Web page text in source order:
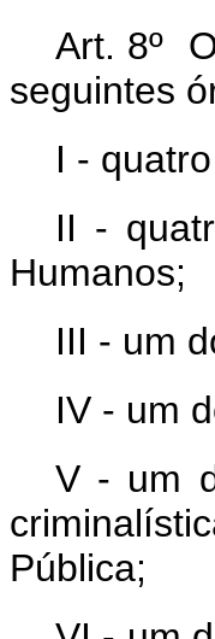
Art. 8º
seguintes
I -
II -
Humanos;
III - um
IV - um
V - um
Pública;